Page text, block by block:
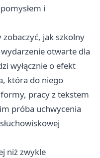
i
jak szkolny
otwarte dla
wyłącznie o efekt
która do niego
pracy z tekstem
próba uchwycenia
niż zwykle